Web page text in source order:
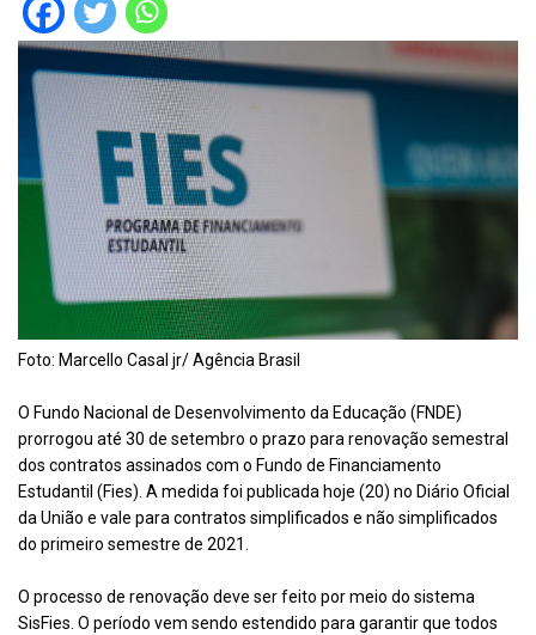
Foto: Marcello Casal jr/ Agência Brasil
O Fundo Nacional de Desenvolvimento da Educação (FNDE)
prorrogou até 30 de setembro o prazo para renovação semestral
dos contratos assinados com o Fundo de Financiamento
Estudantil (Fies). A medida foi publicada hoje (20) no Diário Oficial
da União e vale para contratos simplificados e não simplificados
do primeiro semestre de 2021.
O processo de renovação deve ser feito por meio do sistema
SisFies. O período vem sendo estendido para garantir que todos